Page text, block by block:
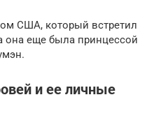
США, который встретил
она еще была принцессой
и ее личные